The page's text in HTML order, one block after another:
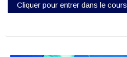
Cliquer pour entrer dans le cours